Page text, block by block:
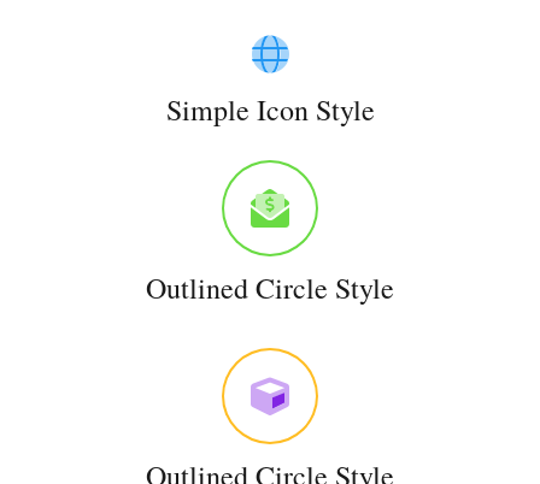
Simple Icon Style
Outlined Circle Style
Outlined Circle Style